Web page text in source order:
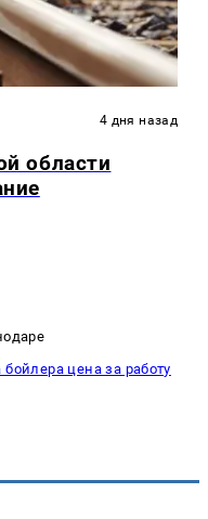
4 дня назад
области
бойлера цена за работу